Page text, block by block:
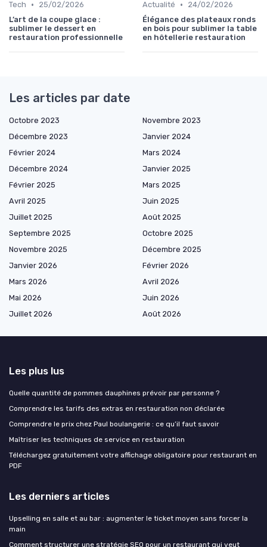
Tech •
25/02/2026
L’art de la coupe glace :
sublimer le dessert en
restauration professionnelle
Actualité •
24/02/2026
Élégance des plateaux ronds
en bois pour sublimer la table
en hôtellerie restauration
Les articles par date
Octobre 2023
Novembre 2023
Décembre 2023
Janvier 2024
Février 2024
Mars 2024
Décembre 2024
Janvier 2025
Février 2025
Mars 2025
Avril 2025
Juin 2025
Juillet 2025
Août 2025
Septembre 2025
Octobre 2025
Novembre 2025
Décembre 2025
Janvier 2026
Février 2026
Mars 2026
Avril 2026
Mai 2026
Juin 2026
Juillet 2026
Août 2026
Les plus lus
Quelle quantité de pommes dauphines prévoir par personne ?
Comprendre les tarifs des extras en restauration non déclarée
Comprendre le prix chez Paul boulangerie : ce qu’il faut savoir
Maîtriser les techniques de service en restauration
Téléchargez gratuitement votre affichage obligatoire pour restaurant en
PDF
Les derniers articles
Upselling en salle et au bar : augmenter le ticket moyen sans forcer la
main
Comment structurer une stratégie SEO pour un restaurant qui veut